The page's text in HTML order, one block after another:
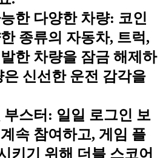
한 다양한 차량: 코인
종류의 자동차, 트럭,
한 차량을 잠금 해제하
신선한 운전 감각을
부스터: 일일 로그인 보
속 참여하고, 게임 플
키기 위해 더블 스코어